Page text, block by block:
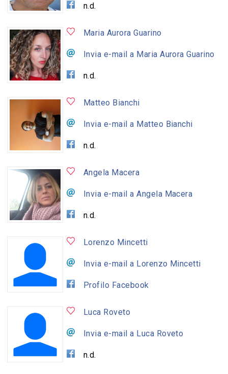
n.d.
Maria Aurora Guarino
Invia e-mail a Maria Aurora Guarino
n.d.
Matteo Bianchi
Invia e-mail a Matteo Bianchi
n.d.
Angela Macera
Invia e-mail a Angela Macera
n.d.
Lorenzo Mincetti
Invia e-mail a Lorenzo Mincetti
Profilo Facebook
Luca Roveto
Invia e-mail a Luca Roveto
n.d.